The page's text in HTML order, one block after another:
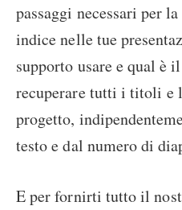
passaggi necessari per
indice nelle tue
supporto usare e qual è
recuperare tutti i titoli e
progetto,
testo e dal numero di
E per fornirti tutto il